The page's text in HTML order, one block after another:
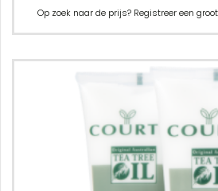
Op zoek naar de prijs? Registreer een